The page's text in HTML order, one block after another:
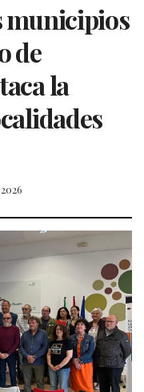
municipios
de
la